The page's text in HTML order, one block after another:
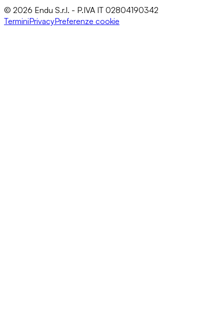
© 2026 Endu S.r.l. - P.IVA IT 02804190342
TerminiPrivacyPreferenze cookie